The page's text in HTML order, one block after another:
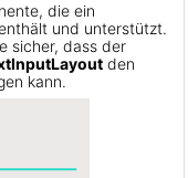
die ein
und unterstützt.
sicher, dass der
den
kann.